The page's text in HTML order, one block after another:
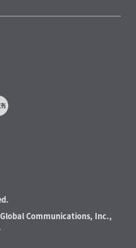
Communications, Inc.,